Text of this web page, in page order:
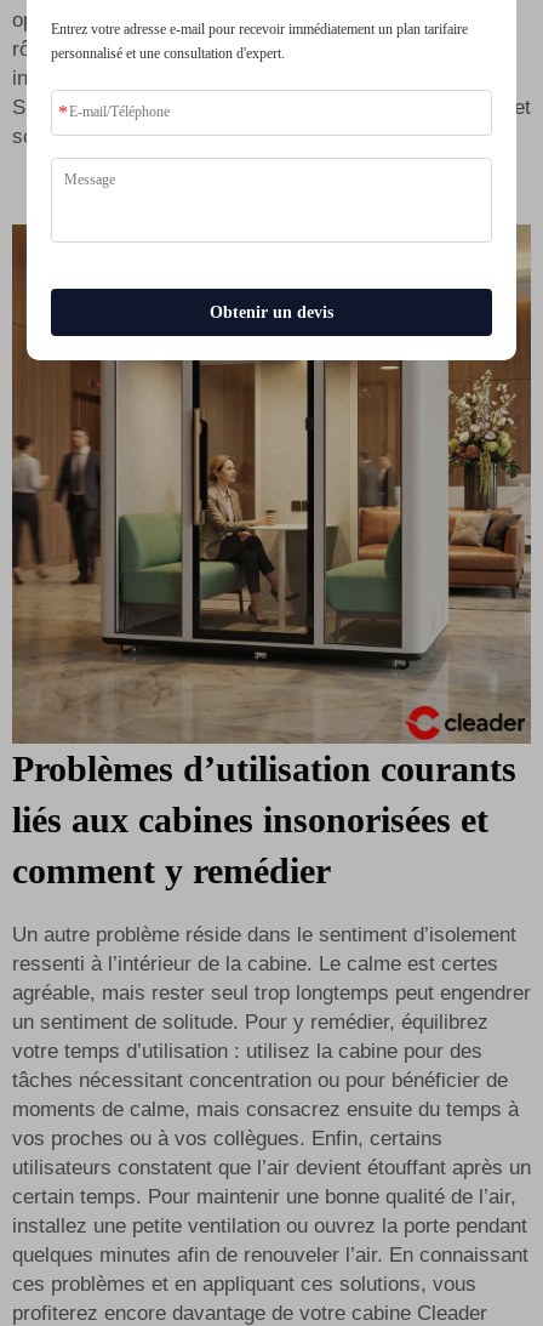
optimale. La méthode d’installation joue également un
rôle crucial : si la cabine n’est pas correctement
installée, le bruit peut s’infiltrer par les interstices.
Suivez donc attentivement les instructions de montage et
scellez soigneusement toutes les ouvertures.
Problèmes d’utilisation courants
liés aux cabines insonorisées et
comment y remédier
Un autre problème réside dans le sentiment d’isolement
ressenti à l’intérieur de la cabine. Le calme est certes
agréable, mais rester seul trop longtemps peut engendrer
un sentiment de solitude. Pour y remédier, équilibrez
votre temps d’utilisation : utilisez la cabine pour des
tâches nécessitant concentration ou pour bénéficier de
moments de calme, mais consacrez ensuite du temps à
vos proches ou à vos collègues. Enfin, certains
utilisateurs constatent que l’air devient étouffant après un
certain temps. Pour maintenir une bonne qualité de l’air,
installez une petite ventilation ou ouvrez la porte pendant
quelques minutes afin de renouveler l’air. En connaissant
ces problèmes et en appliquant ces solutions, vous
profiterez encore davantage de votre cabine Cleader
Entrez votre adresse e-mail pour recevoir immédiatement un plan tarifaire
personnalisé et une consultation d'expert.
Obtenir un devis